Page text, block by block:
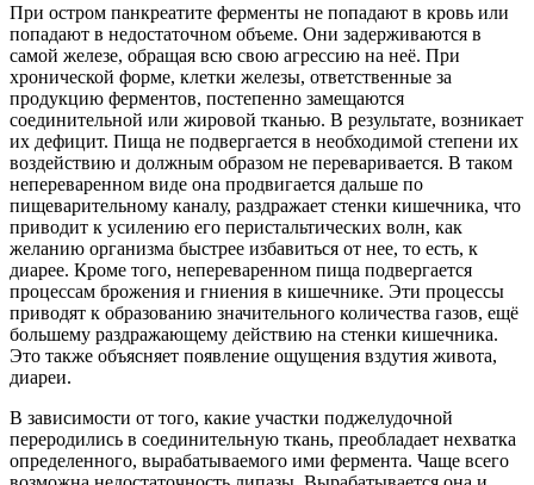
При остром панкреатите ферменты не попадают в кровь или
попадают в недостаточном объеме. Они задерживаются в
самой железе, обращая всю свою агрессию на неё. При
хронической форме, клетки железы, ответственные за
продукцию ферментов, постепенно замещаются
соединительной или жировой тканью. В результате, возникает
их дефицит. Пища не подвергается в необходимой степени их
воздействию и должным образом не переваривается. В таком
непереваренном виде она продвигается дальше по
пищеварительному каналу, раздражает стенки кишечника, что
приводит к усилению его перистальтических волн, как
желанию организма быстрее избавиться от нее, то есть, к
диарее. Кроме того, непереваренном пища подвергается
процессам брожения и гниения в кишечнике. Эти процессы
приводят к образованию значительного количества газов, ещё
большему раздражающему действию на стенки кишечника.
Это также объясняет появление ощущения вздутия живота,
диареи.
В зависимости от того, какие участки поджелудочной
переродились в соединительную ткань, преобладает нехватка
определенного, вырабатываемого ими фермента. Чаще всего